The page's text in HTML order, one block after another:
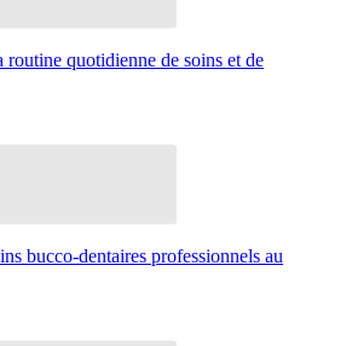
routine quotidienne de soins et de
bucco-dentaires professionnels au